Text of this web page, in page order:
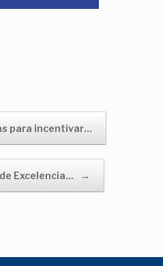
para incentivar…
Excelencia… →